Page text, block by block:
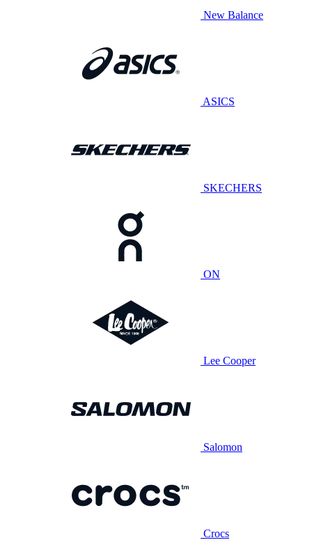
New Balance
ASICS
SKECHERS
ON
Lee Cooper
Salomon
Crocs